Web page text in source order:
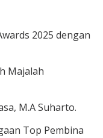
2025 dengan
Majalah
M.A Suharto.
Top Pembina